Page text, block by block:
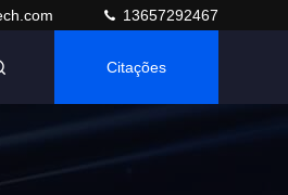
13657292467
Citações